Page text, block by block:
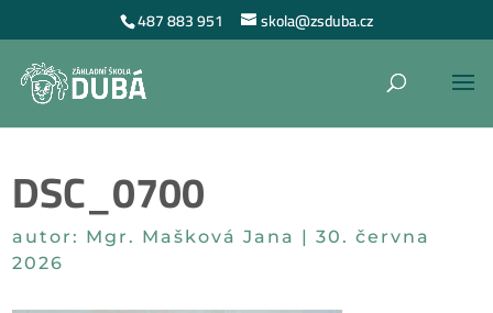
487 883 951 skola@zsduba.cz
DSC_0700
autor: Mgr. Mašková Jana |30. června
2026